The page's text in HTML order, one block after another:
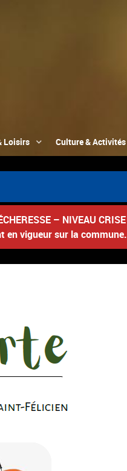
Loisirs Culture & Activités
– NIVEAU CRISE
en vigueur sur la commune.